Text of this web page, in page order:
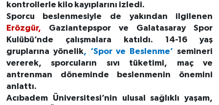
kontrollerle kilo kayıplarını izledi.
Sporcu beslenmesiyle de yakından ilgilenen
Erözgür, Gaziantepspor ve Galatasaray Spor
Kulübü’nde çalışmalara katıldı. 14-16 yaş
gruplarına yönelik, ‘Spor ve Beslenme’ semineri
vererek, sporcuların sıvı tüketimi, maç ve
antrenman döneminde beslenmenin önemini
anlattı.
Acıbadem Üniversitesi’nin ulusal sağlıklı yaşam,